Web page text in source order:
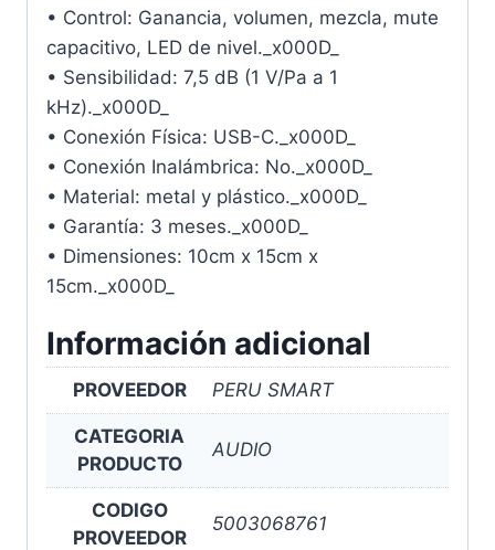
• Control: Ganancia, volumen, mezcla, mute
capacitivo, LED de nivel._x000D_
• Sensibilidad: 7,5 dB (1 V/Pa a 1
kHz)._x000D_
• Conexión Física: USB-C._x000D_
• Conexión Inalámbrica: No._x000D_
• Material: metal y plástico._x000D_
• Garantía: 3 meses._x000D_
• Dimensiones: 10cm x 15cm x
15cm._x000D_
Información adicional
PROVEEDOR PERU SMART
CATEGORIA
PRODUCTO
AUDIO
CODIGO
PROVEEDOR
5003068761